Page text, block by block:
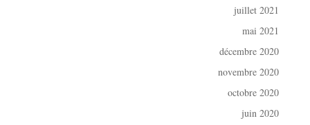
juillet 2021
mai 2021
décembre 2020
novembre 2020
octobre 2020
juin 2020